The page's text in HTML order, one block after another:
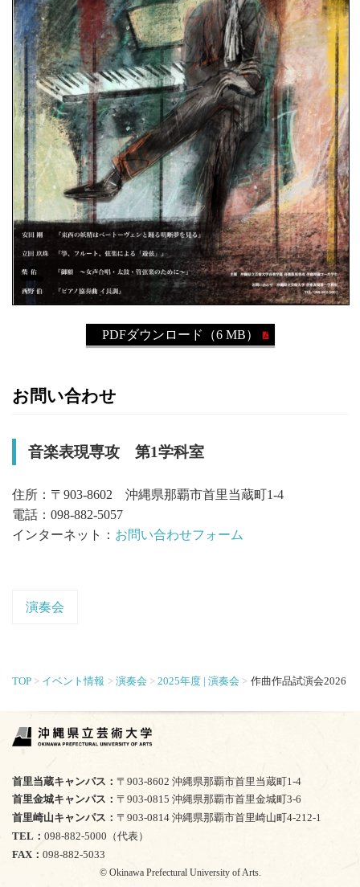
PDFダウンロード（6 MB）
お問い合わせ
音楽表現専攻 第1学科室
住所：〒903-8602 沖縄県那覇市首里当蔵町1-4
電話：098-882-5057
インターネット： お問い合わせフォーム
演奏会
TOP イベント情報 演奏会 2025年度 | 演奏会 作曲作品試演会2026
TEL
098-882-5000（代表）
FAX
098-882-5033
© Okinawa Prefectural University of Arts.
首里当蔵キャンパス
〒903-8602 沖縄県那覇市首里当蔵町1-4
首里金城キャンパス
〒903-0815 沖縄県那覇市首里金城町3-6
首里崎山キャンパス
〒903-0814 沖縄県那覇市首里崎山町4-212-1